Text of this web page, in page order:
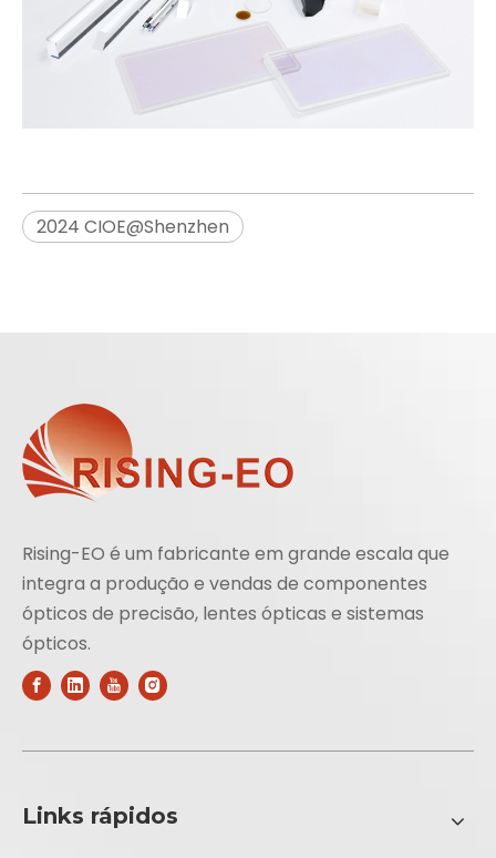
2024 CIOE@Shenzhen
Rising-EO é um fabricante em grande escala que
integra a produção e vendas de componentes
ópticos de precisão, lentes ópticas e sistemas
ópticos.
Links rápidos